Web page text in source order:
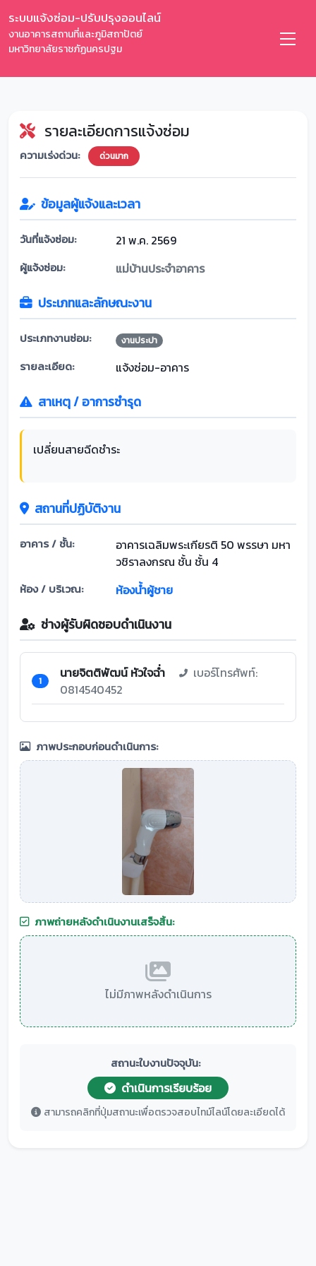
ระบบแจ้งซ่อม-ปรับปรุงออนไลน์
งานอาคารสถานที่และภูมิสถาปัตย์
มหาวิทยาลัยราชภัฏนครปฐม
รายละเอียดการแจ้งซ่อม
ความเร่งด่วน: ด่วนมาก
ข้อมูลผู้แจ้งและเวลา
วันที่แจ้งซ่อม: 21 พ.ค. 2569
ผู้แจ้งซ่อม: แม่บ้านประจำอาคาร
ประเภทและลักษณะงาน
ประเภทงานซ่อม: งานประปา
รายละเอียด: แจ้งซ่อม-อาคาร
สาเหตุ / อาการชำรุด
เปลี่ยนสายฉีดชำระ
สถานที่ปฏิบัติงาน
อาคาร / ชั้น:
อาคารเฉลิมพระเกียรติ 50 พรรษา มหา
วชิราลงกรณ ชั้น ชั้น 4
ห้อง / บริเวณ: ห้องน้ำผู้ชาย
ช่างผู้รับผิดชอบดำเนินงาน
1 นายจิตติพัฒน์ หัวใจฉ่ำ
เบอร์โทรศัพท์:
0814540452
ภาพประกอบก่อนดำเนินการ:
ภาพถ่ายหลังดำเนินงานเสร็จสิ้น:
ไม่มีภาพหลังดำเนินการ
สถานะใบงานปัจจุบัน:
ดำเนินการเรียบร้อย
สามารถคลิกที่ปุ่มสถานะเพื่อตรวจสอบไทม์ไลน์โดยละเอียดได้